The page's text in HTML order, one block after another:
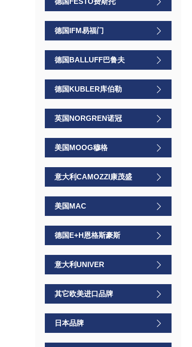
德国IFM易福门
德国BALLUFF巴鲁夫
德国KUBLER库伯勒
英国NORGREN诺冠
美国MOOG穆格
意大利CAMOZZI康茂盛
美国MAC
德国E+H恩格斯豪斯
意大利UNIVER
其它欧美进口品牌
日本品牌